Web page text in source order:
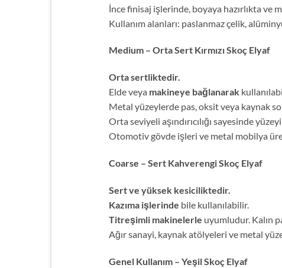
İnce finisaj işlerinde, boyaya hazırlıkta ve
Kullanım alanları: paslanmaz çelik,
Medium – Orta Sert Kırmızı Skoç Elyaf
Orta sertliktedir.
Elde veya makineye bağlanarak
Metal yüzeylerde pas, oksit veya kaynak
Orta seviyeli aşındırıcılığı sayesinde
Otomotiv gövde işleri ve metal mobilya
Coarse – Sert Kahverengi Skoç Elyaf
Sert ve yüksek kesiciliktedir.
Kazıma işlerinde bile kullanılabilir.
Titreşimli makinelerle uyumludur. Kalın
Ağır sanayi, kaynak atölyeleri ve metal
Genel Kullanım – Yeşil Skoç Elyaf